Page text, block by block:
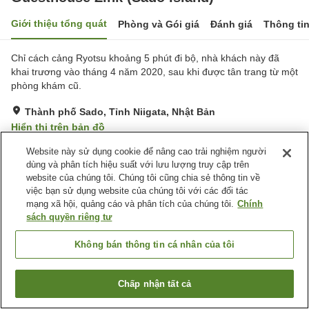
Giới thiệu tổng quát Phòng và Gói giá Đánh giá Thông
Chỉ cách cảng Ryotsu khoảng 5 phút đi bộ, nhà khách này đã
khai trương vào tháng 4 năm 2020, sau khi được tân trang từ một
phòng khám cũ.
Thành phố Sado, Tỉnh Niigata, Nhật Bản
Hiển thị trên bản đồ
Rất tốt Đánh giá:15lượt
Tiện nghi chỗ nghỉ
Wi-Fi
Xông hơi
Cafe
Trang chủ Nhật Bản Tỉnh Niigata
Thành phố Sado
Guesthouse Zink (Sado Island)
Tìm phòng trống
Website này sử dụng cookie để nâng cao trải nghiệm người
dùng và phân tích hiệu suất với lưu lượng truy cập trên
website của chúng tôi. Chúng tôi cũng chia sẻ thông tin về
việc bạn sử dụng website của chúng tôi với các đối tác
mạng xã hội, quảng cáo và phân tích của chúng tôi. Chính
sách quyền riêng tư
Không bán thông tin cá nhân của tôi
Chấp nhận tất cả